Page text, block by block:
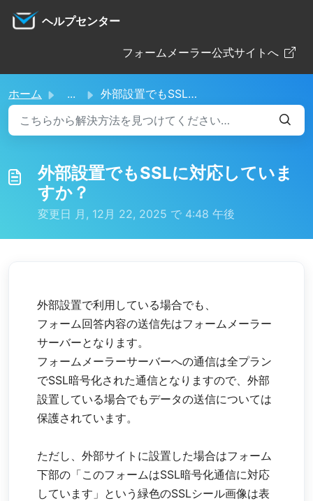
ヘルプセンター
フォームメーラー公式サイトへ
ホーム ... 外部設置でもSSLに対応していますか？
外部設置でもSSLに対応していま
すか？
変更日 月, 12月 22, 2025 で 4:48 午後
外部設置で利用している場合でも、
フォーム回答内容の送信先はフォームメーラー
サーバーとなります。
フォームメーラーサーバーへの通信は全プラン
でSSL暗号化された通信となりますので、外部
設置している場合でもデータの送信については
保護されています。
ただし、外部サイトに設置した場合はフォーム
下部の「このフォームはSSL暗号化通信に対応
しています」という緑色のSSLシール画像は表